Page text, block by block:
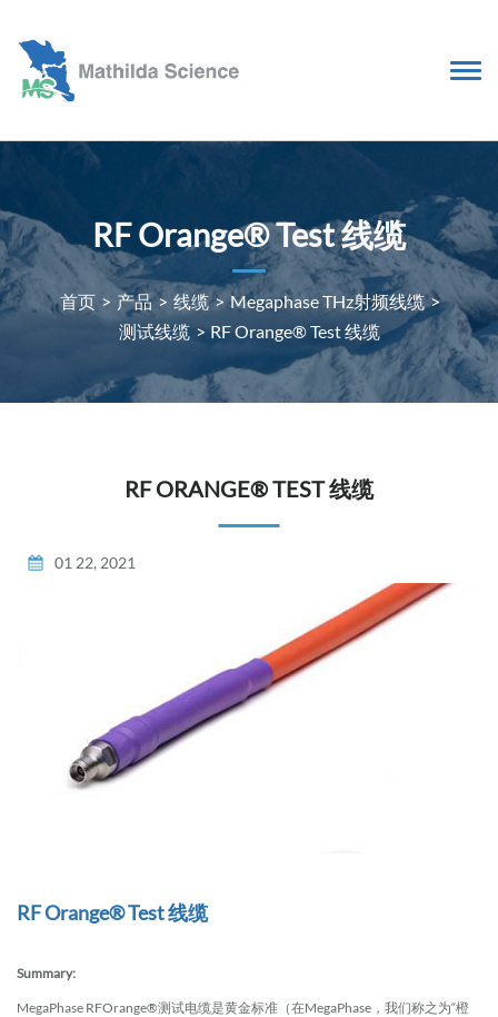
RF Orange® Test 线缆
首页 > 产品> 线缆>Megaphase THz射频线缆>
测试线缆 >RF Orange® Test 线缆
RF ORANGE® TEST 线缆
01 22, 2021
RF Orange® Test 线缆
Summary:
MegaPhase RFOrange®测试电缆是黄金标准（在MegaPhase，我们称之为“橙